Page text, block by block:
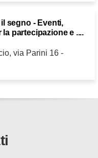
segno - Eventi,
la partecipazione e ....
via Parini 16 -